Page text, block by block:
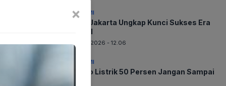
EKONOMI
Bank Jakarta Ungkap Kunci Sukses Era
Digital
08-08-2026 - 12.06
EKONOMI
Promo Listrik 50 Persen Jangan Sampai
Lewat
×